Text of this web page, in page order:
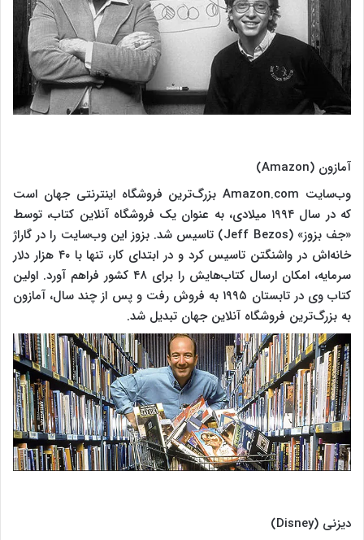
آمازون (Amazon)
وب‌سایت Amazon.com بزرگ‌ترین فروشگاه اینترنتی جهان است
که در سال ۱۹۹۴ میلادی، به عنوان یک فروشگاه آنلاین کتاب، توسط
«جف بزوز» (Jeff Bezos) تاسیس شد. بزوز این وب‌سایت را در گاراژ
خانه‌اش در واشنگتن تاسیس کرد و در ابتدای کار، تنها با ۴۰ هزار دلار
سرمایه، امکان ارسال کتاب‌هایش را برای ۴۸ کشور فراهم آورد. اولین
کتاب وی در تابستان ۱۹۹۵ به فروش رفت و پس از چند سال، آمازون
به بزرگ‌ترین فروشگاه آنلاین جهان تبدیل شد.
دیزنی (Disney)